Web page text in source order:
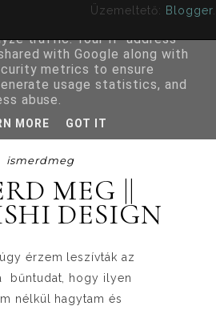
Üzemeltető: Blogger
ismerdmeg
MEG ||
DESIGN
érzem leszívták az
bűntudat, hogy ilyen
nélkül hagytam és
from Google to deliver its
traffic. Your IP address
with Google along with
metrics to ensure
usage statistics, and
abuse.
MORE GOT IT